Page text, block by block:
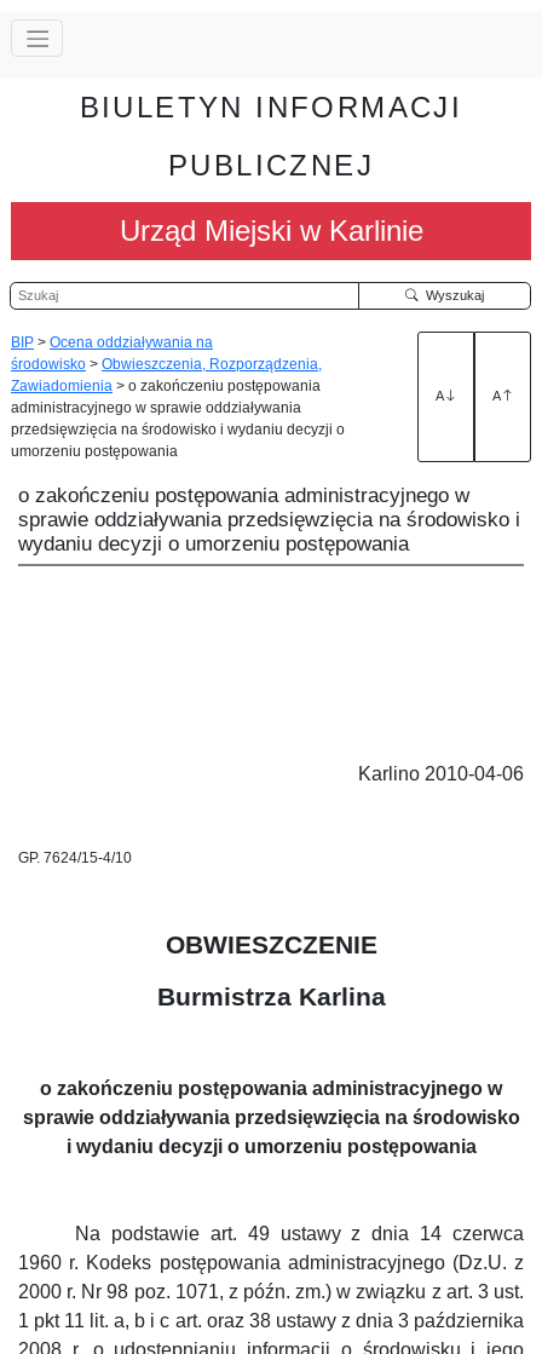
BIULETYN INFORMACJI
PUBLICZNEJ
Urząd Miejski w Karlinie
Szukaj Wyszukaj
BIP > Ocena oddziaływania na
środowisko > Obwieszczenia, Rozporządzenia,
Zawiadomienia > o zakończeniu postępowania
administracyjnego w sprawie oddziaływania
przedsięwzięcia na środowisko i wydaniu decyzji o
umorzeniu postępowania
A A
o zakończeniu postępowania administracyjnego w
sprawie oddziaływania przedsięwzięcia na środowisko i
wydaniu decyzji o umorzeniu postępowania
Karlino 2010-04-06
GP. 7624/15-4/10
OBWIESZCZENIE
Burmistrza Karlina
o zakończeniu postępowania administracyjnego w
sprawie oddziaływania przedsięwzięcia na środowisko
i wydaniu decyzji o umorzeniu postępowania
Na podstawie art. 49 ustawy z dnia 14 czerwca
1960 r. Kodeks postępowania administracyjnego (Dz.U. z
2000 r. Nr 98 poz. 1071, z późn. zm.) w związku z art. 3 ust.
1 pkt 11 lit. a, b i c art. oraz 38 ustawy z dnia 3 października
2008 r. o udostępnianiu informacji o środowisku i jego